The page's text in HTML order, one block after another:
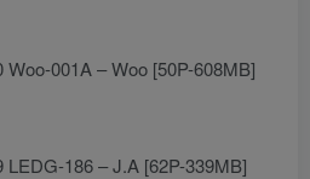
001A – Woo [50P-608MB]
186 – J.A [62P-339MB]